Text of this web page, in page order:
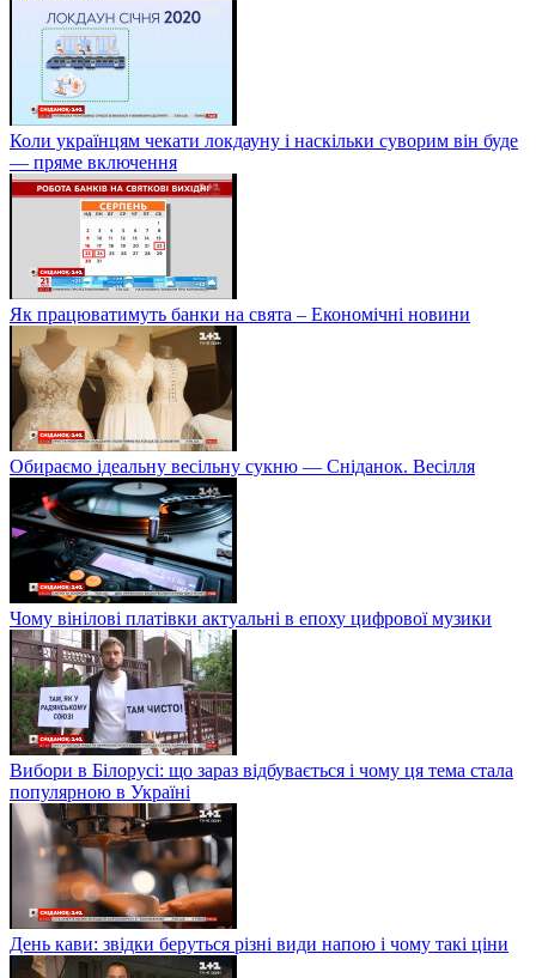
Коли українцям чекати локдауну і наскільки суворим він буде
— пряме включення
Як працюватимуть банки на свята – Економічні новини
Обираємо ідеальну весільну сукню — Сніданок. Весілля
Чому вінілові платівки актуальні в епоху цифрової музики
Вибори в Білорусі: що зараз відбувається і чому ця тема стала
популярною в Україні
День кави: звідки беруться різні види напою і чому такі ціни